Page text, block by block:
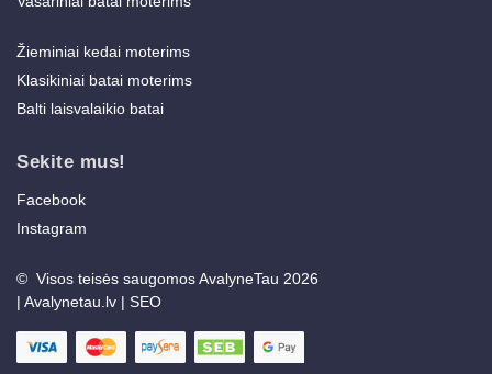
Žieminiai kedai moterims
Klasikiniai batai moterims
Balti laisvalaikio batai
Sekite mus!
Facebook
Instagram
© Visos teisės saugomos AvalyneTau 2026
| Avalynetau.lv | SEO